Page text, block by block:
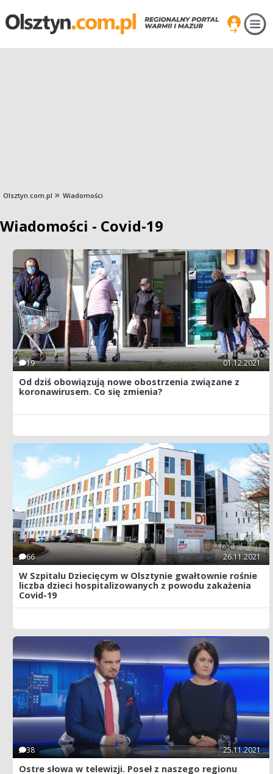
Olsztyn.com.pl Wiadomości
Wiadomości - Covid-19
19 01.12.2021
Od dziś obowiązują nowe obostrzenia związane z
koronawirusem. Co się zmienia?
66 26.11.2021
W Szpitalu Dziecięcym w Olsztynie gwałtownie rośnie
liczba dzieci hospitalizowanych z powodu zakażenia
Covid-19
38 25.11.2021
Ostre słowa w telewizji. Poseł z naszego regionu